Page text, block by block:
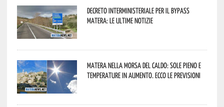
Decreto interministeriale per il Bypass
Matera: le ultime notizie
Matera nella morsa del caldo: sole pieno e
temperature in aumento. Ecco le previsioni